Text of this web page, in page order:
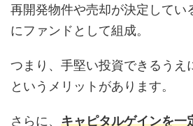
再開発物件や売却が決定してい
にファンドとして組成。
つまり、手堅い投資できるうえ
というメリットがあります。
さらに、 キャピタルゲインを一